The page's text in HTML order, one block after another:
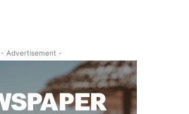
- Advertisement -